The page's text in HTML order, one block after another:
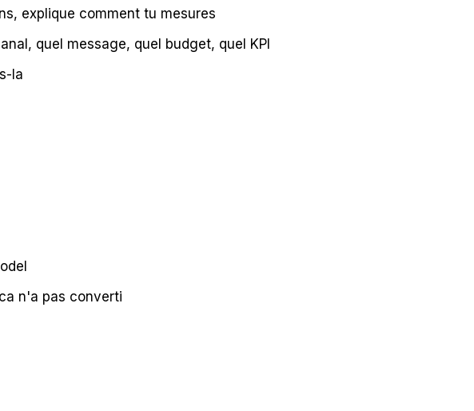
explique comment tu mesures
quel message, quel budget, quel KPI
la
n'a pas converti